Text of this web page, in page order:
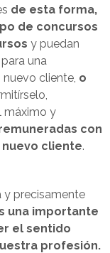
de esta forma,
de concursos
y puedan
una
cliente, o
máximo y
con
nuevo cliente.
y precisamente
una importante
el sentido
profesión.